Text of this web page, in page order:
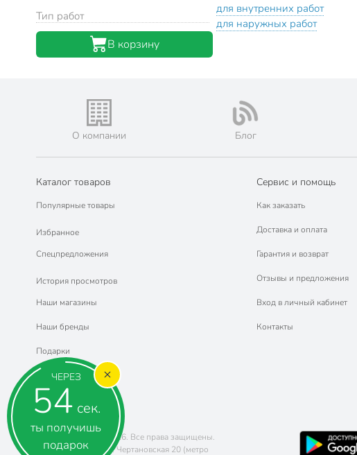
ЧЕРЕЗ
53 сек.
ты получишь
подарок
Тип работ
для внутренних работ
для наружных работ
В корзину
О компании Блог
Каталог товаров
Популярные товары
Избранное
Спецпредложения
История просмотров
Наши магазины
Наши бренды
Подарки
Сервис и помощь
Как заказать
Доставка и оплата
Гарантия и возврат
Отзывы и предложения
Вход в личный кабинет
Контакты
Copyright © 2011-2026. Все права защищены.
Адрес: г. Москва, ул. Чертановская 20 (метро